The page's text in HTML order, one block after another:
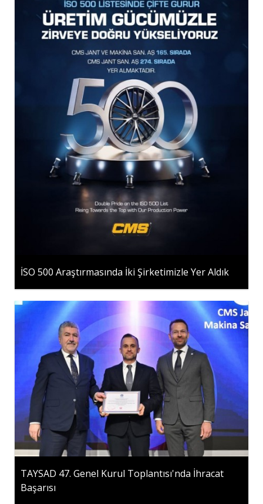
İSO 500 Araştırmasında İki Şirketimizle Yer Aldık
TAYSAD 47. Genel Kurul Toplantısı'nda İhracat
Başarısı